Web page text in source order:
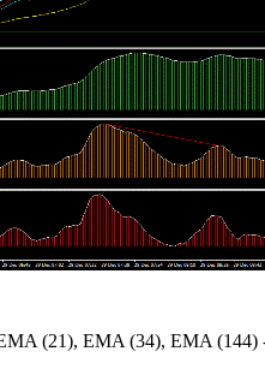
(21), EMA (34), EMA (144) -